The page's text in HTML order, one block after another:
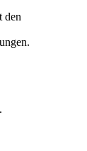
den